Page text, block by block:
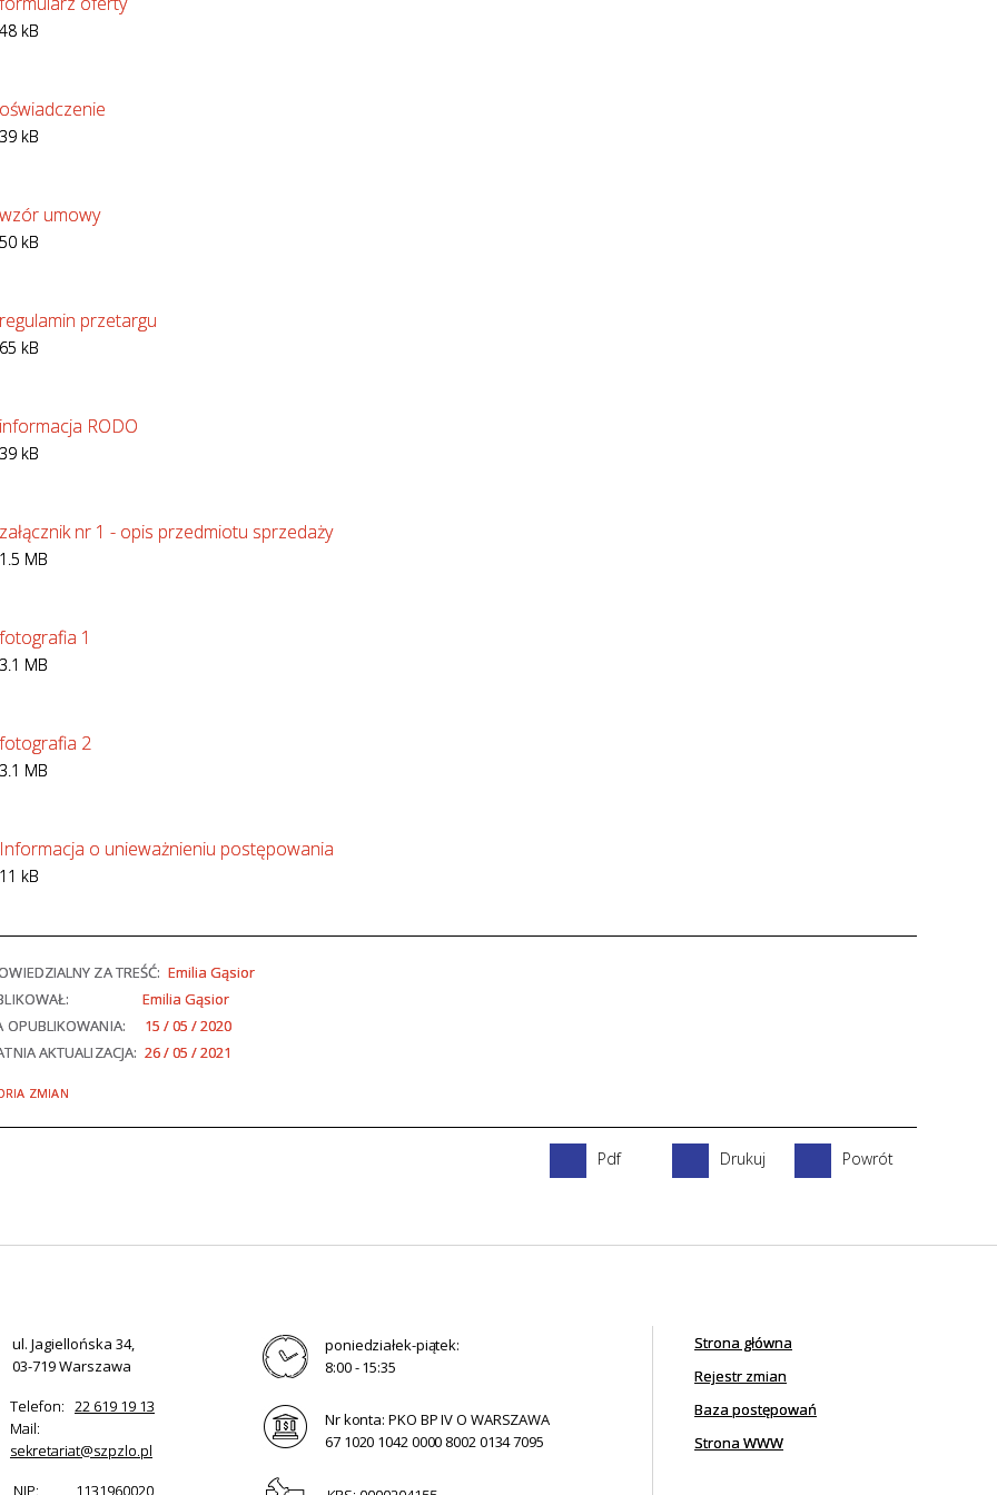
48 kB
oświadczenie
39 kB
wzór umowy
50 kB
regulamin przetargu
65 kB
informacja RODO
39 kB
załącznik nr 1 - opis przedmiotu sprzedaży
1.5 MB
fotografia 1
3.1 MB
fotografia 2
3.1 MB
Informacja o unieważnieniu postępowania
11 kB
ZA TREŚĆ: Emilia Gąsior
Emilia Gąsior
OPUBLIKOWANIA:
15 / 05 / 2020
AKTUALIZACJA: 26 / 05 / 2021
ZMIAN
Pdf Drukuj Powrót
ul. Jagiellońska 34,
03-719 Warszawa
Telefon: 22 619 19 13
Mail:
sekretariat@szpzlo.pl
NIP:
1131960020
poniedziałek-piątek:
8:00 - 15:35
Nr konta: PKO BP IV O WARSZAWA
67 1020 1042 0000 8002 0134 7095
Strona główna
Rejestr zmian
Baza postępowań
Strona WWW